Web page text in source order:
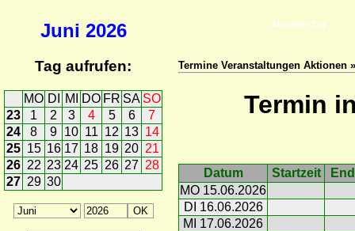
Juni 2026
Tag aufrufen:
MO DI MI DO FR SA SO
23
1 2 3 4 5 6
7
24
8 9 10 11 12 13 14
25 15 16 17 18 19 20 21
26 22 23 24 25 26 27 28
27 29 30
Aktueller Tag
Termine Veranstaltungen Aktionen
Termin
Datum Startzeit
MO 15.06.2026
DI 16.06.2026
MI 17.06.2026